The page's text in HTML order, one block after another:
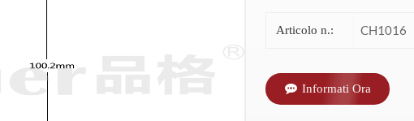
Articolo n.: CH1016
Informati Ora